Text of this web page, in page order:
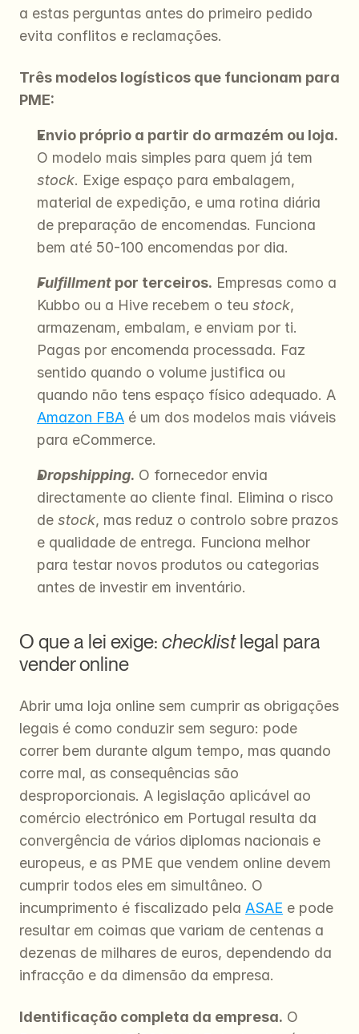
a estas perguntas antes do primeiro pedido
evita conflitos e reclamações.
Três modelos logísticos que funcionam para
PME:
Envio próprio a partir do armazém ou loja.
stock. Exige espaço para embalagem,
material de expedição, e uma rotina diária
de preparação de encomendas. Funciona
bem até 50-100 encomendas por dia.
Fulfillment por terceiros. Empresas como a
Kubbo ou a Hive recebem o teu stock,
armazenam, embalam, e enviam por ti.
Pagas por encomenda processada. Faz
sentido quando o volume justifica ou
Amazon FBA é um dos modelos mais viáveis
para eCommerce.
Dropshipping. O fornecedor envia
directamente ao cliente final. Elimina o risco
de stock, mas reduz o controlo sobre prazos
e qualidade de entrega. Funciona melhor
para testar novos produtos ou categorias
antes de investir em inventário.
O que a lei exige: checklist legal para
vender online
Abrir uma loja online sem cumprir as obrigações
legais é como conduzir sem seguro: pode
correr bem durante algum tempo, mas quando
corre mal, as consequências são
desproporcionais. A legislação aplicável ao
comércio electrónico em Portugal resulta da
convergência de vários diplomas nacionais e
europeus, e as PME que vendem online devem
cumprir todos eles em simultâneo. O
incumprimento é fiscalizado pela ASAE e pode
resultar em coimas que variam de centenas a
dezenas de milhares de euros, dependendo da
infracção e da dimensão da empresa.
Identificação completa da empresa. O